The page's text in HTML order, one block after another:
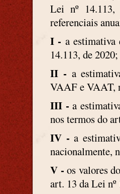
Lei nº 14.113,
referenciais
I - a estimativa
14.113, de 2020;
II - a
VAAF e VAAT,
III - a
nos termos do
IV - a
nacionalmente,
V - os valores
art. 13 da Lei